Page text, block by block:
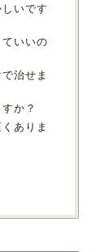
いです
いいの
治せま
か？
ありま